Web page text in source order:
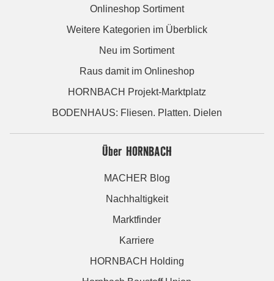
Onlineshop Sortiment
Weitere Kategorien im Überblick
Neu im Sortiment
Raus damit im Onlineshop
HORNBACH Projekt-Marktplatz
BODENHAUS: Fliesen. Platten. Dielen
Über HORNBACH
MACHER Blog
Nachhaltigkeit
Marktfinder
Karriere
HORNBACH Holding